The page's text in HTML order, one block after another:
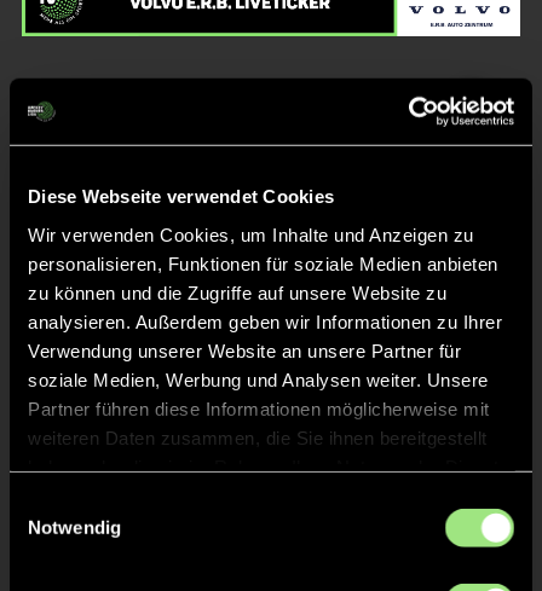
Diese Webseite verwendet Cookies
Wir verwenden Cookies, um Inhalte und Anzeigen zu
personalisieren, Funktionen für soziale Medien anbieten
zu können und die Zugriffe auf unsere Website zu
analysieren. Außerdem geben wir Informationen zu Ihrer
Verwendung unserer Website an unsere Partner für
soziale Medien, Werbung und Analysen weiter. Unsere
Partner führen diese Informationen möglicherweise mit
weiteren Daten zusammen, die Sie ihnen bereitgestellt
Notwendig
Liveticker